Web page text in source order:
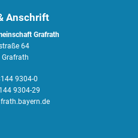
Anschrift
Grafrath
64
9304-0
9304-29